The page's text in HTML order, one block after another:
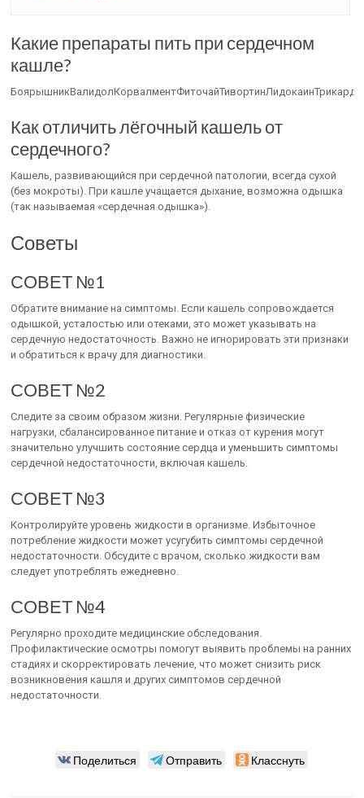
Какие препараты пить при сердечном
кашле?
Как отличить лёгочный кашель от
сердечного?
Кашель, развивающийся при сердечной патологии, всегда сухой
(без мокроты). При кашле учащается дыхание, возможна одышка
(так называемая «сердечная одышка»).
Советы
СОВЕТ №1
Обратите внимание на симптомы. Если кашель сопровождается
одышкой, усталостью или отеками, это может указывать на
сердечную недостаточность. Важно не игнорировать эти признаки
и обратиться к врачу для диагностики.
СОВЕТ №2
Следите за своим образом жизни. Регулярные физические
нагрузки, сбалансированное питание и отказ от курения могут
значительно улучшить состояние сердца и уменьшить симптомы
сердечной недостаточности, включая кашель.
СОВЕТ №3
Контролируйте уровень жидкости в организме. Избыточное
потребление жидкости может усугубить симптомы сердечной
недостаточности. Обсудите с врачом, сколько жидкости вам
следует употреблять ежедневно.
СОВЕТ №4
Регулярно проходите медицинские обследования.
Профилактические осмотры помогут выявить проблемы на ранних
стадиях и скорректировать лечение, что может снизить риск
возникновения кашля и других симптомов сердечной
недостаточности.
Поделиться Отправить Класснуть